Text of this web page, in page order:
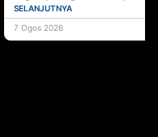
pentadbiran agama Islam serta
SELANJUTNYA
7 Ogos 2026